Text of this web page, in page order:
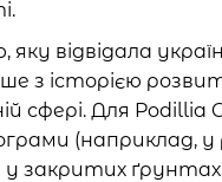
відвідала
з історією
сфері. Для
(наприклад,
у закритих